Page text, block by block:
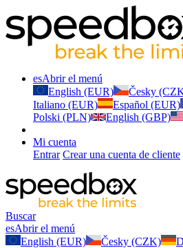
esAbrir el menú
English (EUR)
Česky
Italiano (EUR)
Español (EUR)
Polski (PLN)
English (GBP)
Mi cuenta
Entrar Crear una cuenta de cliente
Buscar
esAbrir el menú
English (EUR)
Česky (CZK)